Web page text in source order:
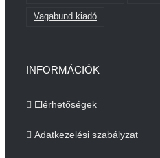
Vagabund kiadó
INFORMÁCIÓK
Elérhetőségek
Adatkezelési szabályzat